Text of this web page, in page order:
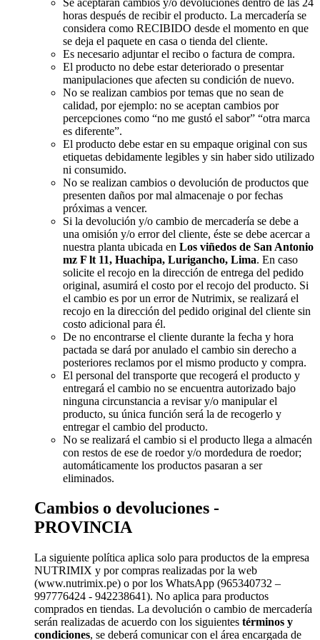
horas después de recibir el producto. La mercadería se
considera como RECIBIDO desde el momento en que
se deja el paquete en casa o tienda del cliente.
Es necesario adjuntar el recibo o factura de compra.
El producto no debe estar deteriorado o presentar
manipulaciones que afecten su condición de nuevo.
No se realizan cambios por temas que no sean de
calidad, por ejemplo: no se aceptan cambios por
percepciones como “no me gustó el sabor” “otra marca
es diferente”.
El producto debe estar en su empaque original con sus
etiquetas debidamente legibles y sin haber sido utilizado
ni consumido.
No se realizan cambios o devolución de productos que
presenten daños por mal almacenaje o por fechas
próximas a vencer.
Si la devolución y/o cambio de mercadería se debe a
una omisión y/o error del cliente, éste se debe acercar a
nuestra planta ubicada en Los viñedos de San Antonio
mz F lt 11, Huachipa, Lurigancho, Lima. En caso
solicite el recojo en la dirección de entrega del pedido
original, asumirá el costo por el recojo del producto. Si
el cambio es por un error de Nutrimix, se realizará el
recojo en la dirección del pedido original del cliente sin
costo adicional para él.
De no encontrarse el cliente durante la fecha y hora
pactada se dará por anulado el cambio sin derecho a
posteriores reclamos por el mismo producto y compra.
El personal del transporte que recogerá el producto y
entregará el cambio no se encuentra autorizado bajo
ninguna circunstancia a revisar y/o manipular el
producto, su única función será la de recogerlo y
entregar el cambio del producto.
No se realizará el cambio si el producto llega a almacén
con restos de ese de roedor y/o mordedura de roedor;
automáticamente los productos pasaran a ser
eliminados.
Cambios o devoluciones -
PROVINCIA
La siguiente política aplica solo para productos de la empresa
NUTRIMIX y por compras realizadas por la web
(www.nutrimix.pe) o por los WhatsApp (965340732 –
997776424 - 942238641). No aplica para productos
comprados en tiendas. La devolución o cambio de mercadería
serán realizadas de acuerdo con los siguientes términos y
condiciones, se deberá comunicar con el área encargada de